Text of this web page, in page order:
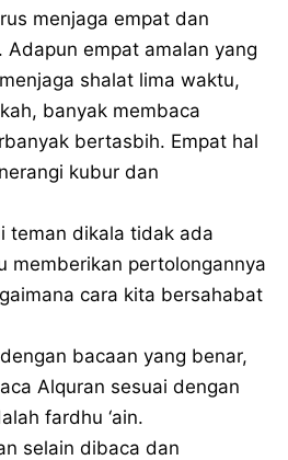
menjaga empat dan
Adapun empat amalan yang
shalat lima waktu,
banyak membaca
bertasbih. Empat hal
kubur dan
teman dikala tidak ada
memberikan pertolongannya
cara kita bersahabat
bacaan yang benar,
Alquran sesuai dengan
fardhu ‘ain.
selain dibaca dan